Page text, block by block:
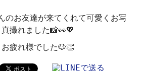
のお友達が来てくれて可愛くお写
真撮れました📸👀💖
お疲れ様でした🐶👏